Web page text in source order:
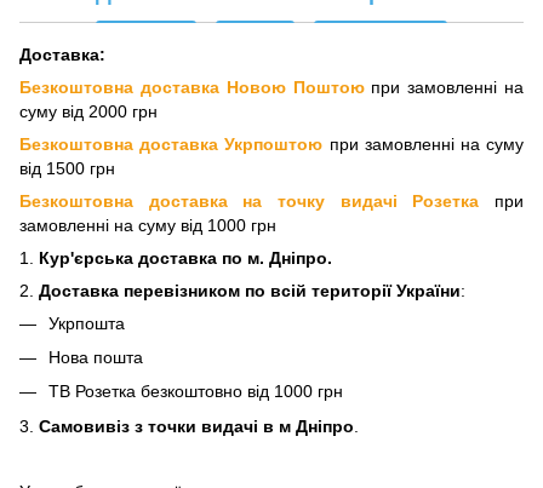
Доставка:
Безкоштовна доставка Новою Поштоюпри замовленні на
суму від 2000 грн
Безкоштовна доставка Укрпоштою при замовленні на суму
від 1500 грн
Безкоштовна доставка на точку видачі Розетка
при
замовленні на суму від 1000 грн
1. Кур'єрська доставка по м. Дніпро.
2. Доставка перевізником по всій території України:
Укрпошта
Нова пошта
ТВ Розетка безкоштовно від 1000 грн
3. Самовивіз з точки видачі в м Дніпро